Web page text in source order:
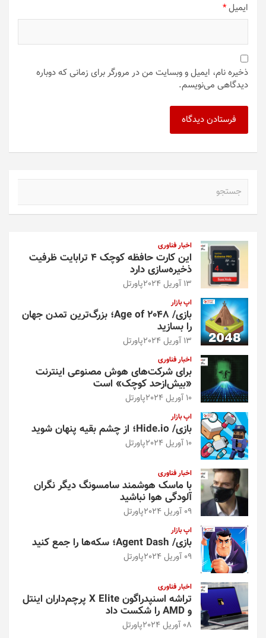
ایمیل*
ذخیره نام، ایمیل و وبسایت من در مرورگر برای زمانی که دوباره
دیدگاهی می‌نویسم.
اخبار فناوری
این کارت حافظه کوچک ۴ ترابایت ظرفیت
ذخیره‌سازی دارد
13 آوریل 2024 پاورتل
اپ بازار
بازی/ Age of 2048؛ بزرگ‌ترین تمدن جهان
را بسازید
13 آوریل 2024 پاورتل
اخبار فناوری
برای شرکت‌های هوش مصنوعی اینترنت
«بیش‌از‌حد کوچک» است
10 آوریل 2024 پاورتل
اپ بازار
بازی/ Hide.io؛ از چشم بقیه پنهان شوید
10 آوریل 2024 پاورتل
اخبار فناوری
با ماسک هوشمند سامسونگ دیگر نگران
آلودگی هوا نباشید
09 آوریل 2024 پاورتل
اپ بازار
بازی/ Agent Dash؛ سکه‌ها را جمع کنید
09 آوریل 2024 پاورتل
اخبار فناوری
تراشه اسنپدراگون X Elite پرچم‌داران اینتل
و AMD را شکست داد
08 آوریل 2024 پاورتل